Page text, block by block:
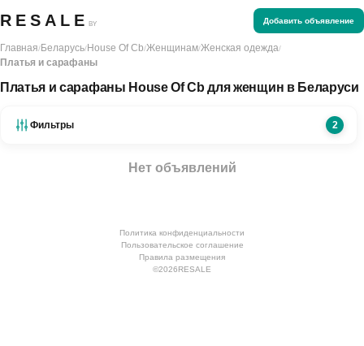
RESALE BY Добавить объявление
Главная/Беларусь/House Of Cb/Женщинам/Женская одежда/
Платья и сарафаны
Платья и сарафаны House Of Cb для женщин в Беларуси
Фильтры 2
Нет объявлений
Политика конфиденциальности
Пользовательское соглашение
Правила размещения
©2026RESALE